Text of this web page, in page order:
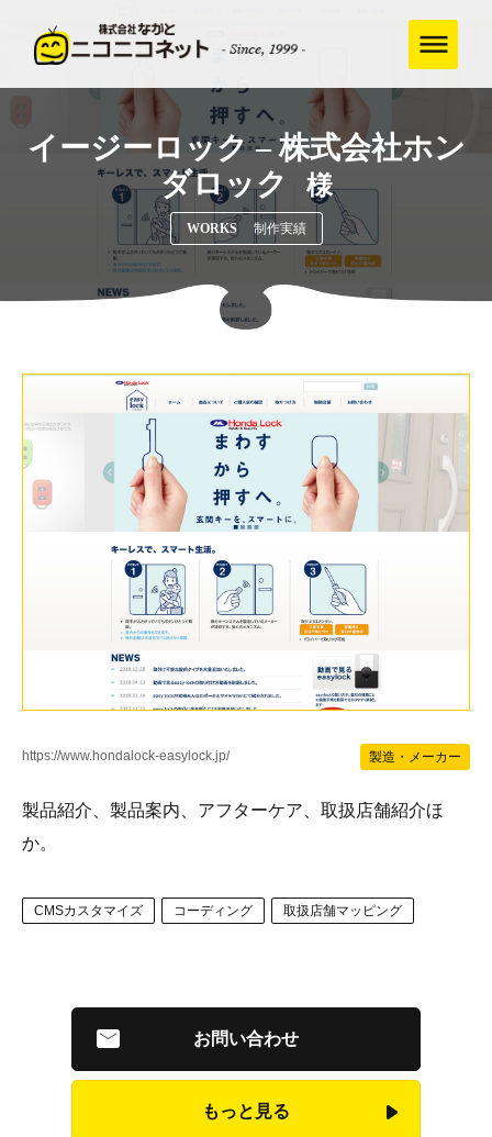
イージーロック – 株式会社ホン
ダロック
様
WORKS 制作実績
https://www.hondalock-easylock.jp/ 製造・メーカー
製品紹介、製品案内、アフターケア、取扱店舗紹介ほ
か。
CMSカスタマイズ コーディング 取扱店舗マッピング
お問い合わせ
もっと見る